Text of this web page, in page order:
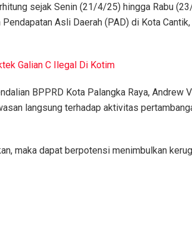
sejak Senin (21/4/25) hingga Rabu
Asli Daerah (PAD) di Kota
Galian C Ilegal Di Kotim
BPPRD Kota Palangka Raya, Andrew
langsung terhadap aktivitas
maka dapat berpotensi menimbulkan